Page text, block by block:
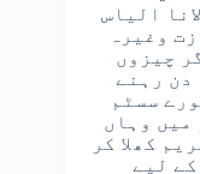
الیاس
وغیرہ
چیزوں
دن رہنے
سسٹم
میں وہاں
کھلا کر
لیے